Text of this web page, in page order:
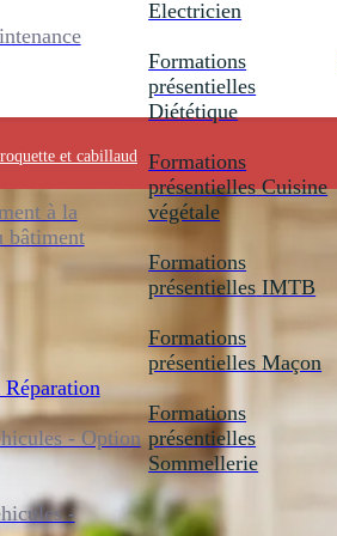
à la
bâtiment
- Option
-
Electricien
Formations
présentielles
Diététique
Formations
présentielles Cuisine
végétale
Formations
présentielles IMTB
Formations
présentielles Maçon
Formations
présentielles
Sommellerie
et cabillaud